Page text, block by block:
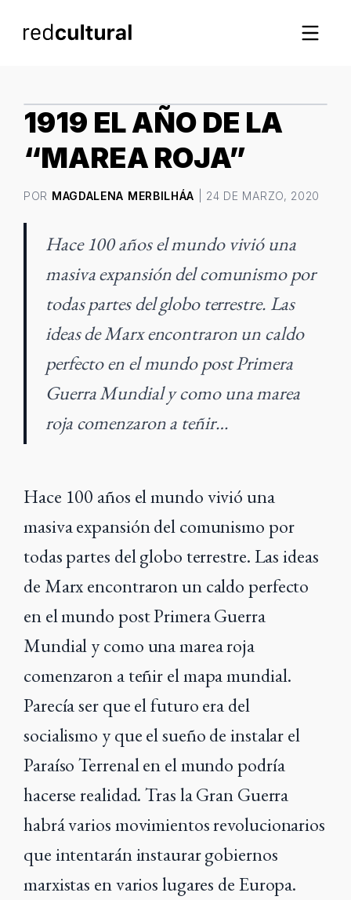
1919 EL AÑO DE LA
“MAREA ROJA”
POR MAGDALENA MERBILHÁA | 24 DE MARZO, 2020
Hace 100 años el mundo vivió una
masiva expansión del comunismo por
todas partes del globo terrestre. Las
ideas de Marx encontraron un caldo
perfecto en el mundo post Primera
Guerra Mundial y como una marea
roja comenzaron a teñir…
Hace 100 años el mundo vivió una
masiva expansión del comunismo por
todas partes del globo terrestre. Las ideas
de Marx encontraron un caldo perfecto
en el mundo post Primera Guerra
Mundial y como una marea roja
comenzaron a teñir el mapa mundial.
Parecía ser que el futuro era del
socialismo y que el sueño de instalar el
Paraíso Terrenal en el mundo podría
hacerse realidad. Tras la Gran Guerra
habrá varios movimientos revolucionarios
que intentarán instaurar gobiernos
marxistas en varios lugares de Europa.